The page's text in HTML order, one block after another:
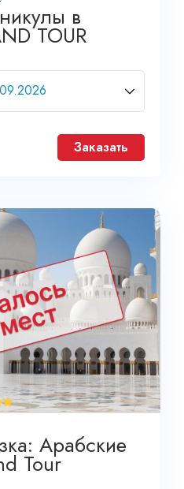
в
TOUR
Заказать
Арабские
Tour